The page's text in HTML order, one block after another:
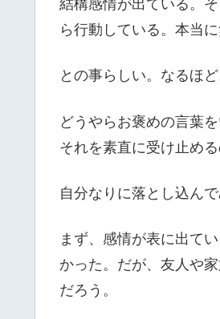
結構感情が出ている。
ら行動している。本当
との事らしい。なるほど
どうやらお褒めの言葉
それを素直に受け止める
自分なりに落とし込んで
まず、感情が表に出て
かった。だが、友人や
だろう。